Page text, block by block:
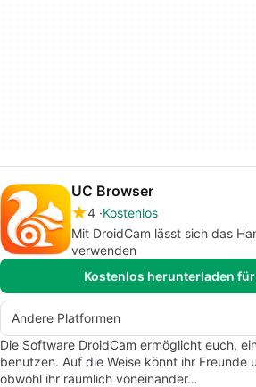
UC Browser
4 Kostenlos
Mit DroidCam lässt sich das
verwenden
Kostenlos herunterladen
Andere Platformen
Die Software DroidCam ermöglicht euch,
benutzen. Auf die Weise könnt ihr Freunde
obwohl ihr räumlich voneinander…